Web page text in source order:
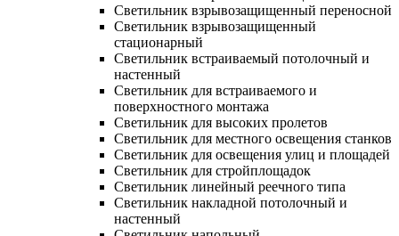
Светильник взрывозащищенный переносной
Светильник взрывозащищенный
стационарный
Светильник встраиваемый потолочный и
настенный
Светильник для встраиваемого и
поверхностного монтажа
Светильник для высоких пролетов
Светильник для местного освещения станков
Светильник для освещения улиц и площадей
Светильник для стройплощадок
Светильник линейный реечного типа
Светильник накладной потолочный и
настенный